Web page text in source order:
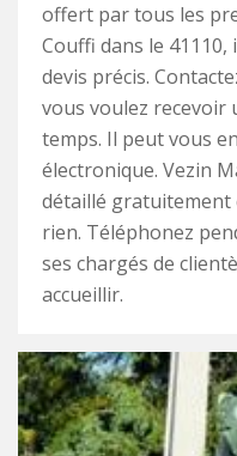
offert par tous les
Couffi dans le
devis précis.
vous voulez recevoir
temps. Il peut vous
électronique. Vezin
détaillé gratuitement
rien. Téléphonez
ses chargés de
accueillir.